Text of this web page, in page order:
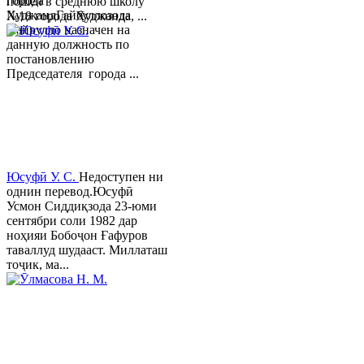
ХуджандГайбуллозода
Хайрулло назначен на
данную должность по
постановлению
Председателя города ...
№18 города Худжанда, ...
Юсуфӣ У. C. Недоступен ни
однин перевод.Юсуфӣ
Усмон Сиддиқзода 23-юми
сентябри соли 1982 дар
ноҳияи Бобоҷон Ғафуров
таваллуд шудааст. Миллаташ
тоҷик, ма...